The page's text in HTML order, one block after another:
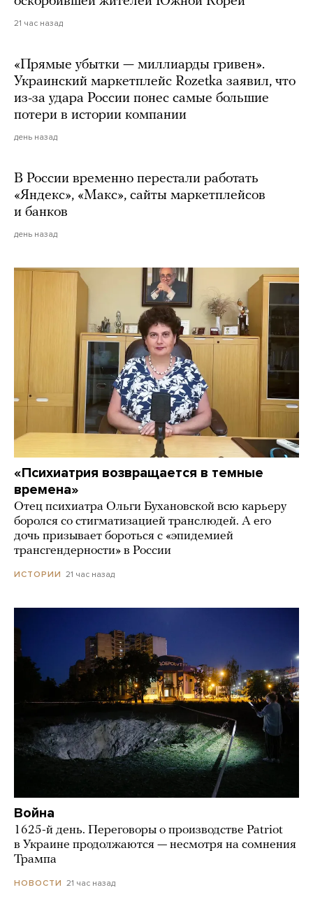
21 час назад
«Прямые убытки — миллиарды гривен».
Украинский маркетплейс Rozetka заявил, что
из-за удара России понес самые большие
потери в истории компании
день назад
В России временно перестали работать
«Яндекс», «Макс», сайты маркетплейсов
и банков
день назад
«Психиатрия возвращается в темные
времена»
Отец психиатра Ольги Бухановской всю карьеру
боролся со стигматизацией транслюдей. А его
дочь призывает бороться с «эпидемией
трансгендерности» в России
ИСТОРИИ 21 час назад
Война
1625-й день. Переговоры о производстве Patriot
в Украине продолжаются — несмотря на сомнения
Трампа
НОВОСТИ 21 час назад